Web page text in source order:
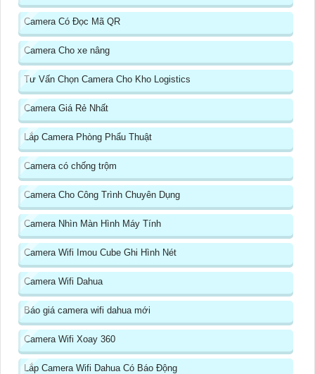
Camera Có Đọc Mã QR
Camera Cho xe nâng
Tư Vấn Chọn Camera Cho Kho Logistics
Camera Giá Rẻ Nhất
Lắp Camera Phòng Phẩu Thuật
Camera có chống trộm
Camera Cho Công Trình Chuyên Dụng
Camera Nhìn Màn Hình Máy Tính
Camera Wifi Imou Cube Ghi Hình Nét
Camera Wifi Dahua
Báo giá camera wifi dahua mới
Camera Wifi Xoay 360
Lắp Camera Wifi Dahua Có Báo Động